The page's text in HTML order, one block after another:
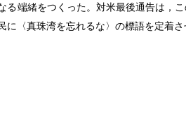
る端緒をつくった。対米最後通告は，
に〈真珠湾を忘れるな〉の標語を定着さ